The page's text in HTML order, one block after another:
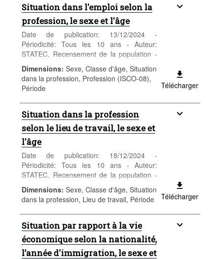
Situation dans l'emploi selon la
profession, le sexe et l'âge
Date de publication: 13/12/2024 -
Périodicité: Tous les 10 ans - Auteur:
STATEC, Recensement de la population -
Catégorie: Population et emploi -
Population - Mots-clés: population, sexe,
âge, nationalité, recensement,
démographie
Dimensions: Sexe, Classe d'âge, Situation
dans la profession, Profession (ISCO-08),
Période
Télécharger
Situation dans la profession
selon le lieu de travail, le sexe et
l'âge
Date de publication: 18/12/2024 -
Périodicité: Tous les 10 ans - Auteur:
STATEC, Recensement de la population -
Catégorie: Population et emploi -
Population - Mots-clés: population, sexe,
âge, nationalité, recensement,
démographie
Dimensions: Sexe, Classe d'âge, Situation
dans la profession, Lieu de travail, Période
Télécharger
Situation par rapport à la vie
économique selon la nationalité,
l’année d'immigration, le sexe et